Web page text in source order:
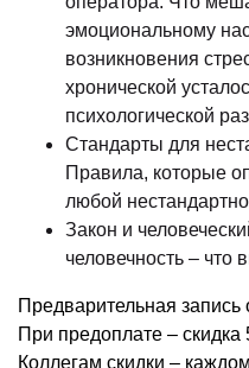
эмоциональному
возникновения
хронической
психологической
Стандарты для
Правила, которые
любой
Закон и
человечность – что
Предварительная запись
При предоплате
Коллегам скидки –